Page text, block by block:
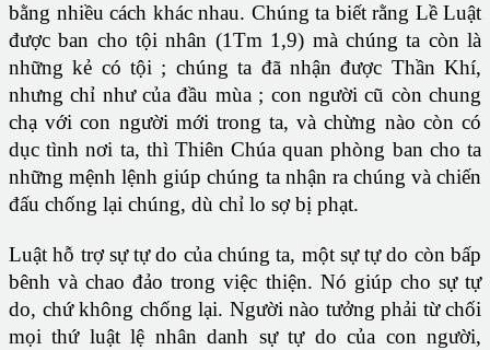
bằng nhiều cách khác nhau. Chúng ta biết rằng Lề Luật
được ban cho tội nhân (1Tm 1,9) mà chúng ta còn là
những kẻ có tội ; chúng ta đã nhận được Thần Khí,
nhưng chỉ như của đầu mùa ; con người cũ còn chung
chạ với con người mới trong ta, và chừng nào còn có
dục tình nơi ta, thì Thiên Chúa quan phòng ban cho ta
những mệnh lệnh giúp chúng ta nhận ra chúng và chiến
đấu chống lại chúng, dù chỉ lo sợ bị phạt.
Luật hỗ trợ sự tự do của chúng ta, một sự tự do còn bấp
bênh và chao đảo trong việc thiện. Nó giúp cho sự tự
do, chứ không chống lại. Người nào tưởng phải từ chối
mọi thứ luật lệ nhân danh sự tự do của con người,